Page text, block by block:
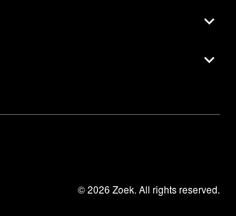
© 2026 Zoek. All rights reserved.